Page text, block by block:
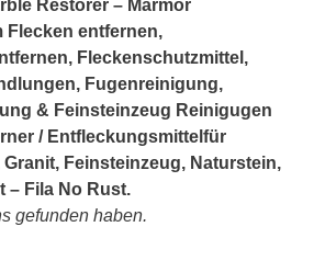
Restorer – Marmor
Flecken entfernen,
Fleckenschutzmittel,
Fugenreinigung,
& Feinsteinzeug Reinigugen
/ Entfleckungsmittelfür
Granit, Feinsteinzeug, Naturstein,
– Fila No Rust.
gefunden haben.